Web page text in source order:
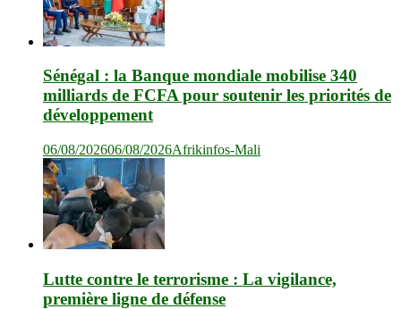
Sénégal : la Banque mondiale mobilise 340
milliards de FCFA pour soutenir les priorités de
développement
06/08/202606/08/2026Afrikinfos-Mali
Lutte contre le terrorisme : La vigilance,
première ligne de défense